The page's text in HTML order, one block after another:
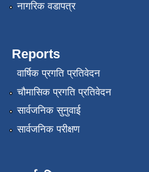
नागरिक वडापत्र
Reports
वार्षिक प्रगति प्रतिवेदन
चौमासिक प्रगति प्रतिवेदन
सार्वजनिक सुनुवाई
सार्वजनिक परीक्षण